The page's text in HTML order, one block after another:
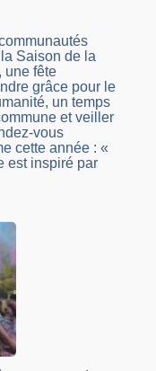
Saison de la
une fête
grâce pour le
un temps
et veiller
vous
cette année : «
est inspiré par